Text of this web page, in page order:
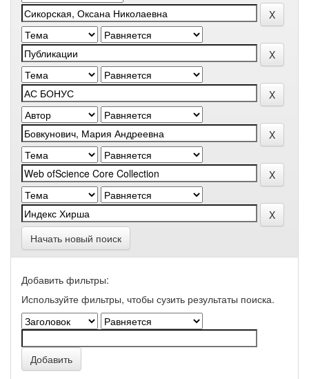
Начать новый поиск
Добавить фильтры:
Используйте фильтры, чтобы сузить результаты поиска.